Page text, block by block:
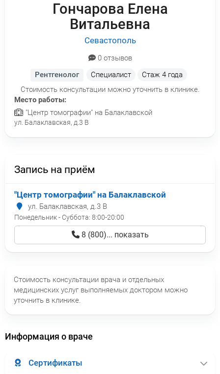
Гончарова Елена
Витальевна
Севастополь
0 отзывов
Рентгенолог
Специалист Стаж4 года
Стоимость консультации можно уточнить в клинике.
Место работы:
"Центр томографии" на Балаклавской
ул. Балаклавская, д.3 В
Запись на приём
"Центр томографии" на Балаклавской
ул. Балаклавская, д.3 В
Понедельник - Суббота: 8:00-20:00
8 (800)... показать
Стоимость консультации врача и отдельных
медицинских услуг выполняемых доктором можно
уточнить в клинике.
Информация о враче
Сертификаты